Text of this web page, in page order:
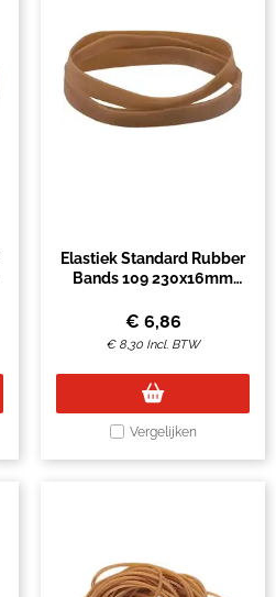
Elastiek Standard Rubber
Bands 109 230x16mm
€ 6,86
€ 8,30 Incl. BTW
Vergelijken